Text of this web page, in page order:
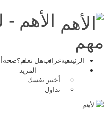
الأهم
مهم
الرئيسيةغرائبهل تعلم؟صحة
المزيد
أختبر نفسك
تداول